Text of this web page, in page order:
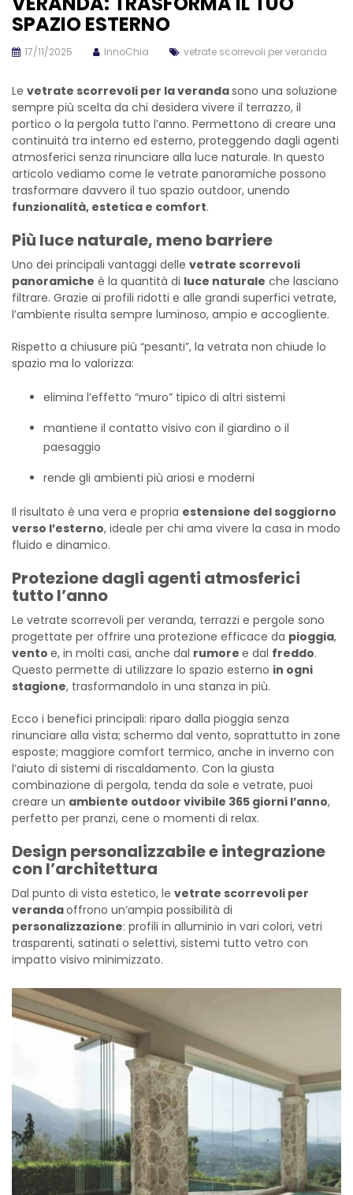
SPAZIO ESTERNO
17/11/2025 InnoChia vetrate scorrevoli per veranda
Le vetrate scorrevoli per la verandasono una soluzione
sempre più scelta da chi desidera vivere il terrazzo, il
portico o la pergola tutto l’anno. Permettono di creare una
continuità tra interno ed esterno, proteggendo dagli agenti
atmosferici senza rinunciare alla luce naturale. In questo
articolo vediamo come le vetrate panoramiche possono
trasformare davvero il tuo spazio outdoor, unendo
funzionalità, estetica e comfort.
Più luce naturale, meno barriere
Uno dei principali vantaggi delle vetrate scorrevoli
panoramiche è la quantità di luce naturale che lasciano
filtrare. Grazie ai profili ridotti e alle grandi superfici vetrate,
l’ambiente risulta sempre luminoso, ampio e accogliente.
Rispetto a chiusure più “pesanti”, la vetrata non chiude lo
spazio ma lo valorizza:
elimina l’effetto “muro” tipico di altri sistemi
mantiene il contatto visivo con il giardino o il
paesaggio
rende gli ambienti più ariosi e moderni
Il risultato è una vera e propria estensione del soggiorno
verso l’esterno, ideale per chi ama vivere la casa in modo
fluido e dinamico.
Protezione dagli agenti atmosferici
tutto l’anno
Le vetrate scorrevoli per veranda, terrazzi e pergole sono
progettate per offrire una protezione efficace da pioggia,
vento e, in molti casi, anche dal rumore e dal freddo.
Questo permette di utilizzare lo spazio esterno in ogni
stagione, trasformandolo in una stanza in più.
Ecco i benefici principali: riparo dalla pioggia senza
rinunciare alla vista; schermo dal vento, soprattutto in zone
esposte; maggiore comfort termico, anche in inverno con
l’aiuto di sistemi di riscaldamento. Con la giusta
combinazione di pergola, tenda da sole e vetrate, puoi
creare un ambiente outdoor vivibile 365 giorni l’anno,
perfetto per pranzi, cene o momenti di relax.
Design personalizzabile e integrazione
con l’architettura
Dal punto di vista estetico, le vetrate scorrevoli per
verandaoffrono un’ampia possibilità di
personalizzazione: profili in alluminio in vari colori, vetri
trasparenti, satinati o selettivi, sistemi tutto vetro con
impatto visivo minimizzato.